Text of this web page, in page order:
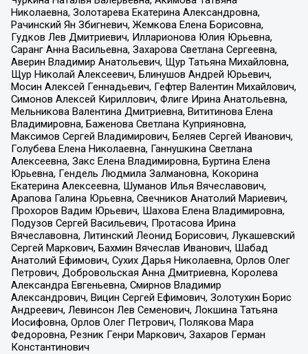
Николаевна, Золотарева Екатерина Александровна,
Рачинский Ян Збигневич, Жемкова Елена Борисовна,
Гудков Лев Дмитриевич, Илларионова Юлия Юрьевна,
Саранг Анна Васильевна, Захарова Светлана Сергеевна,
Аверин Владимир Анатольевич, Щур Татьяна Михайловна,
Щур Николай Алексеевич, Блинушов Андрей Юрьевич,
Мосин Алексей Геннадьевич, Гефтер Валентин Михайлович,
Симонов Алексей Кириллович, Флиге Ирина Анатольевна,
Мельникова Валентина Дмитриевна, Вититинова Елена
Владимировна, Баженова Светлана Куприяновна,
Максимов Сергей Владимирович, Беляев Сергей Иванович,
Голубева Елена Николаевна, Ганнушкина Светлана
Алексеевна, Закс Елена Владимировна, Буртина Елена
Юрьевна, Гендель Людмила Залмановна, Кокорина
Екатерина Алексеевна, Шуманов Илья Вячеславович,
Арапова Галина Юрьевна, Свечников Анатолий Мариевич,
Прохоров Вадим Юрьевич, Шахова Елена Владимировна,
Подузов Сергей Васильевич, Протасова Ирина
Вячеславовна, Литинский Леонид Борисович, Лукашевский
Сергей Маркович, Бахмин Вячеслав Иванович, Шабад
Анатолий Ефимович, Сухих Дарья Николаевна, Орлов Олег
Петрович, Добровольская Анна Дмитриевна, Королева
Александра Евгеньевна, Смирнов Владимир
Александрович, Вицин Сергей Ефимович, Золотухин Борис
Андреевич, Левинсон Лев Семенович, Локшина Татьяна
Иосифовна, Орлов Олег Петрович, Полякова Мара
Федоровна, Резник Генри Маркович, Захаров Герман
Константинович